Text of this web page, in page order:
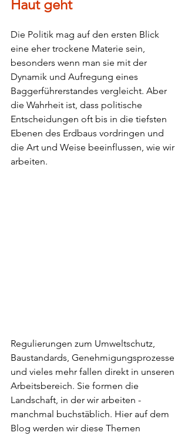
Haut geht
Die Politik mag auf den ersten Blick
eine eher trockene Materie sein,
besonders wenn man sie mit der
Dynamik und Aufregung eines
Baggerführerstandes vergleicht. Aber
die Wahrheit ist, dass politische
Entscheidungen oft bis in die tiefsten
Ebenen des Erdbaus vordringen und
die Art und Weise beeinflussen, wie wir
arbeiten.
Regulierungen zum Umweltschutz,
Baustandards, Genehmigungsprozesse
und vieles mehr fallen direkt in unseren
Arbeitsbereich. Sie formen die
Landschaft, in der wir arbeiten -
manchmal buchstäblich. Hier auf dem
Blog werden wir diese Themen